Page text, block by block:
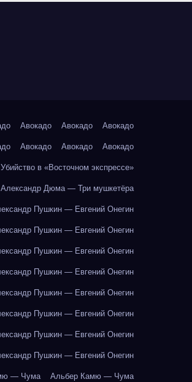
Авокадо Авокадо Авокадо
Авокадо Авокадо Авокадо
в «Восточном экспрессе»
Александр Дюма — Три мушкетёра
Пушкин — Евгений Онегин
Пушкин — Евгений Онегин
Пушкин — Евгений Онегин
Пушкин — Евгений Онегин
Пушкин — Евгений Онегин
Пушкин — Евгений Онегин
Пушкин — Евгений Онегин
Пушкин — Евгений Онегин
— Чума Альбер Камю — Чума